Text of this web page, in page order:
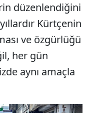
düzenlendiğini
Kürtçenin
ve özgürlüğü
her gün
aynı amaçla